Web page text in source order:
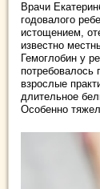
Врачи
годовалого
истощением,
известно
Гемоглобин у
потребовалось
взрослые
длительное
Особенно